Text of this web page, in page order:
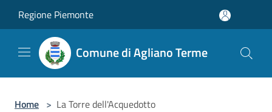
Regione Piemonte
Comune di Agliano Terme
Home > La Torre dell'Acquedotto